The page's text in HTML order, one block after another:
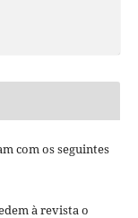
com os seguintes
à revista o